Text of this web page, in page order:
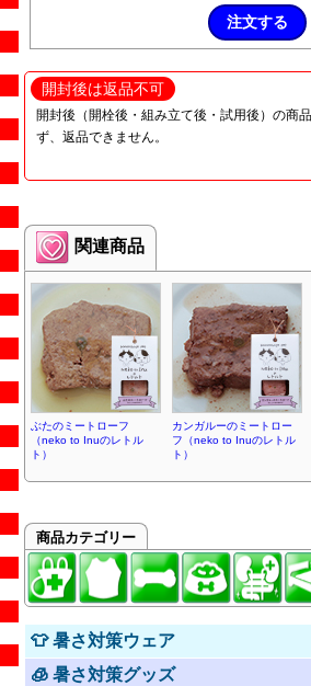
開封後は返品不可
開封後（開栓後・組み立て後・試用後）の商
ず、返品できません。
関連商品
ぶたのミートローフ
（neko to Inuのレトル
ト）
カンガルーのミートロー
フ（neko to Inuのレトル
ト）
商品カテゴリー
👕 暑さ対策ウェア
🧊 暑さ対策グッズ